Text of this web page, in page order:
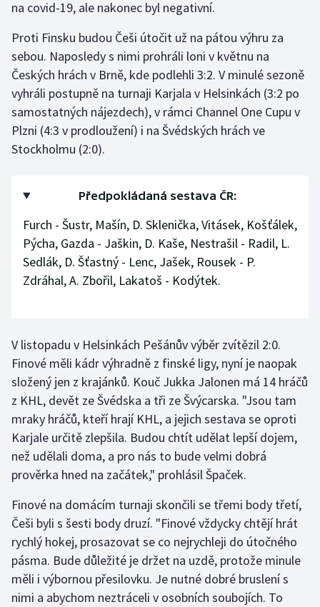
Stolní tenis
Triatlon
Veslování
Vodní slalom
Volejbal
na covid-19, ale nakonec byl negativní.
Proti Finsku budou Češi útočit už na pátou výhru za
sebou. Naposledy s nimi prohráli loni v květnu na
Českých hrách v Brně, kde podlehli 3:2. V minulé sezoně
vyhráli postupně na turnaji Karjala v Helsinkách (3:2 po
samostatných nájezdech), v rámci Channel One Cupu v
Plzni (4:3 v prodloužení) i na Švédských hrách ve
Stockholmu (2:0).
Předpokládaná sestava ČR:
Furch - Šustr, Mašín, D. Sklenička, Vitásek, Košťálek,
Pýcha, Gazda - Jaškin, D. Kaše, Nestrašil - Radil, L.
Sedlák, D. Šťastný - Lenc, Jašek, Rousek - P.
Zdráhal, A. Zbořil, Lakatoš - Kodýtek.
V listopadu v Helsinkách Pešánův výběr zvítězil 2:0.
Finové měli kádr výhradně z finské ligy, nyní je naopak
složený jen z krajánků. Kouč Jukka Jalonen má 14 hráčů
z KHL, devět ze Švédska a tři ze Švýcarska. "Jsou tam
mraky hráčů, kteří hrají KHL, a jejich sestava se oproti
Karjale určitě zlepšila. Budou chtít udělat lepší dojem,
než udělali doma, a pro nás to bude velmi dobrá
prověrka hned na začátek," prohlásil Špaček.
Finové na domácím turnaji skončili se třemi body třetí,
Češi byli s šesti body druzí. "Finové vždycky chtějí hrát
rychlý hokej, prosazovat se co nejrychleji do útočného
pásma. Bude důležité je držet na uzdě, protože minule
měli i výbornou přesilovku. Je nutné dobré bruslení s
nimi a abychom neztráceli v osobních soubojích. To